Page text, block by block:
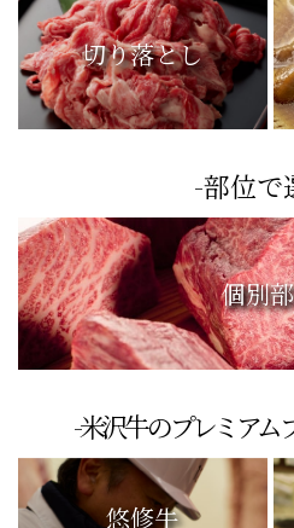
切り落とし
-部位で
個別
-米沢牛のプレミアム